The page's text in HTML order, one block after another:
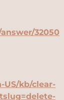
32050
US/kb/clear-